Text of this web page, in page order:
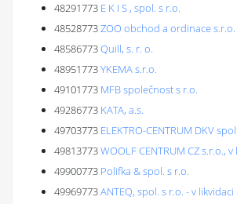
48291773 E K I S , spol. s r.o.
48528773ZOO obchod a ordinace s.r.o.
48586773Quill, s. r. o.
48951773YKEMA s.r.o.
49101773 MFB společnost s r.o.
49286773 KATA, a.s.
49703773 ELEKTRO-CENTRUM DKV
49813773WOOLF CENTRUM CZ s.r.o.,
49900773 Polifka & spol. s r.o.
49969773ANTEQ, spol. s r.o. - v likvidaci